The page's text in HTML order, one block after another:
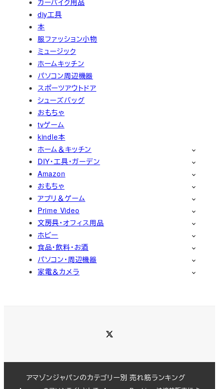
diy工具
本
服ファッション小物
ミュージック
ホームキッチン
パソコン周辺機器
スポーツアウトドア
シューズバッグ
おもちゃ
tvゲーム
kindle本
ホーム＆キッチン
DIY・工具・ガーデン
Amazon
おもちゃ
アプリ＆ゲーム
Prime Video
文房具・オフィス用品
ホビー
食品・飲料・お酒
パソコン・周辺機器
家電＆カメラ
アマゾンジャパンのカテゴリー別 売れ筋ランキング